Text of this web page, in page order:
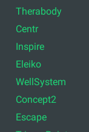
Therabody
Centr
Inspire
Eleiko
WellSystem
Concept2
Escape